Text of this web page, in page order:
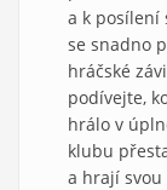
a k posílení
se snadno
hráčské
podívejte,
hrálo v
klubu
a hrají